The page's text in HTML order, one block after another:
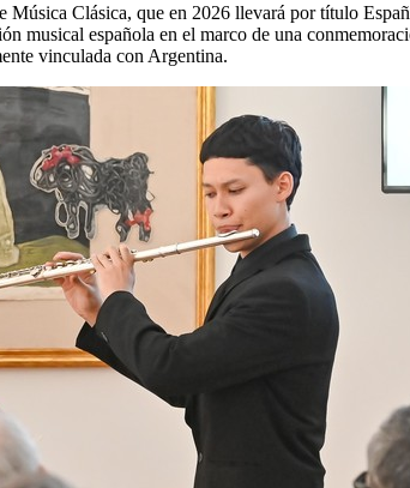
Clásica, que en 2026 llevará por título
musical española en el marco de una
vinculada con Argentina.